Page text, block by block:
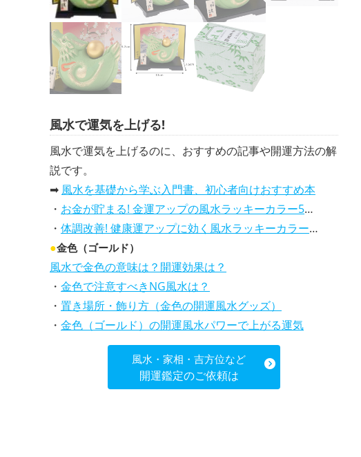
風水で運気を上げる!
風水で運気を上げるのに、おすすめの記事や開運方法の解
説です。
➡ 風水を基礎から学ぶ入門書、初心者向けおすすめ本
・ お金が貯まる! 金運アップの風水ラッキーカラー5選、効果解説
・ 体調改善! 健康運アップに効く風水ラッキーカラー5選、効果と活用法を解説
●金色（ゴールド）
風水で金色の意味は？開運効果は？
・ 金色で注意すべきNG風水は？
・ 置き場所・飾り方（金色の開運風水グッズ）
・ 金色（ゴールド）の開運風水パワーで上がる運気
風水・家相・吉方位など
開運鑑定のご依頼は